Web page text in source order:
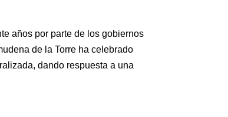
años por parte de los gobiernos
de la Torre ha celebrado
dando respuesta a una